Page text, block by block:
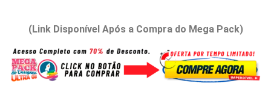
(Link Disponível Após a Compra do Mega Pack)